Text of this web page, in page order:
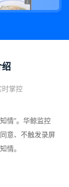
绍
时掌控
情”。华鲸监控
意、不触发录屏
情。